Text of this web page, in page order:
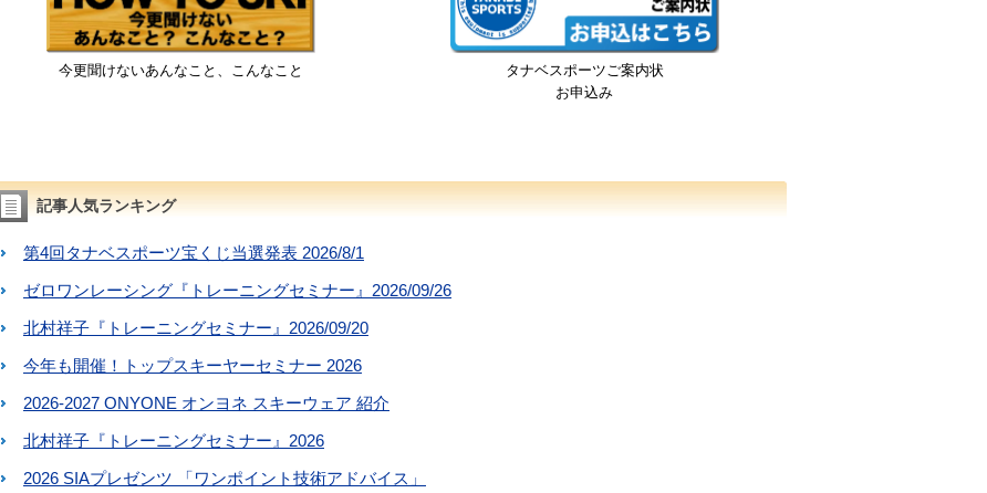
今更聞けないあんなこと、こんなこと
タナベスポーツご案内状
お申込み
記事人気ランキング
第4回タナベスポーツ宝くじ当選発表 2026/8/1
ゼロワンレーシング『トレーニングセミナー』2026/09/26
北村祥子『トレーニングセミナー』2026/09/20
今年も開催！トップスキーヤーセミナー 2026
2026-2027 ONYONE オンヨネ スキーウェア 紹介
北村祥子『トレーニングセミナー』2026
2026 SIAプレゼンツ 「ワンポイント技術アドバイス」